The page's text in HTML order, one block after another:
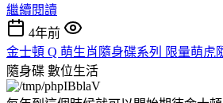
繼續閱讀
4年前
金士頓 Q 萌生肖隨身碟系列 限量萌虎
隨身碟 數位生活